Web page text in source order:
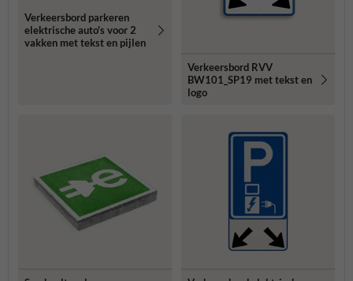
Verkeersbord parkeren
elektrische auto's voor 2
vakken met tekst en pijlen
Verkeersbord RVV
BW101_SP19 met tekst en
logo